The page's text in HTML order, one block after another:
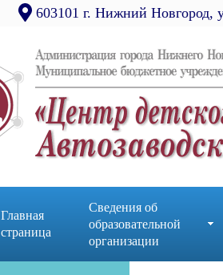
603101 г. Нижний Новгород,
Главная
страница
Сведения об
образовательной
организации